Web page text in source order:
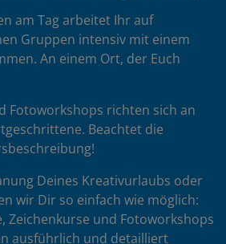
am Tag arbeitet Ihr auf
Gruppen intensiv mit einem
An einem Ort, der Euch
Fotoworkshops richten sich an
Beachtet die
Deines Kreativurlaubs oder
wir Dir so einfach wie möglich:
Zeichenkurse und Fotoworkshops
ausführlich und detailliert